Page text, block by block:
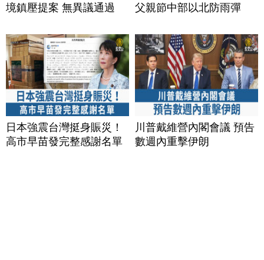
境鎮壓提案 無異議通過
父親節中部以北防雨彈
日本強震台灣挺身賑災！
高市早苗發完整感謝名單
川普戴維營內閣會議 預告
數週內重擊伊朗